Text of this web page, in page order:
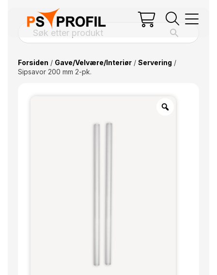
Forsiden / Gave/Velvære/Interiør/ Servering /
Sipsavor 200 mm 2-pk.